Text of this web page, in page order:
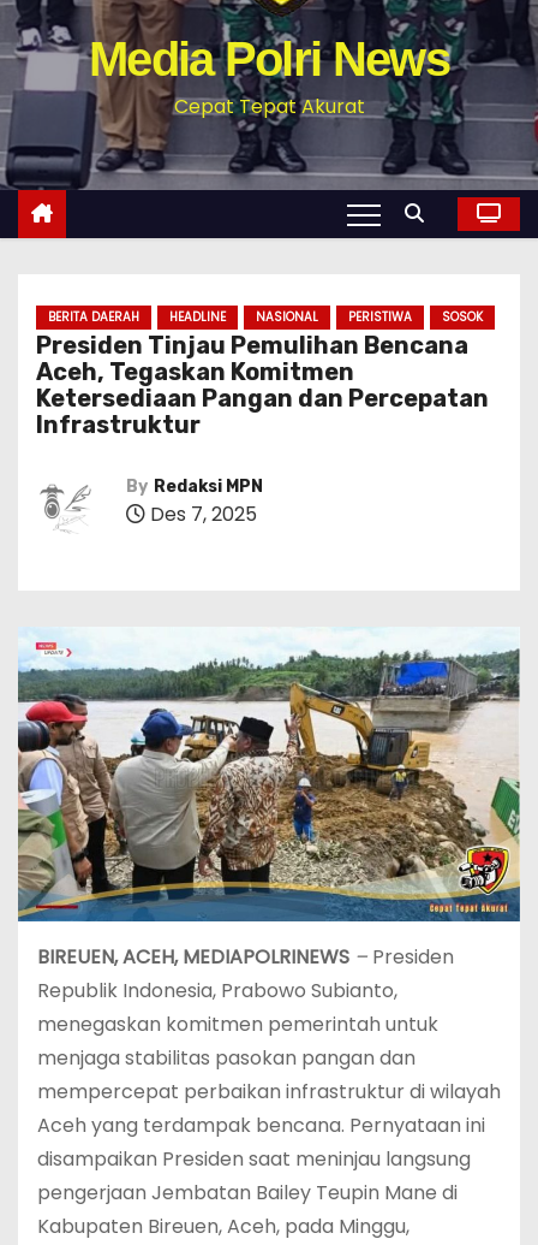
Media Polri News
Cepat Tepat Akurat
BERITA DAERAH HEADLINE NASIONAL PERISTIWA SOSOK
‎Presiden Tinjau Pemulihan Bencana
Aceh, Tegaskan Komitmen
Ketersediaan Pangan dan Percepatan
Infrastruktur
By Redaksi MPN
Des 7, 2025
BIREUEN, ACEH, MEDIAPOLRINEWS – Presiden
Republik Indonesia, Prabowo Subianto,
menegaskan komitmen pemerintah untuk
menjaga stabilitas pasokan pangan dan
mempercepat perbaikan infrastruktur di wilayah
Aceh yang terdampak bencana. Pernyataan ini
disampaikan Presiden saat meninjau langsung
pengerjaan Jembatan Bailey Teupin Mane di
Kabupaten Bireuen, Aceh, pada Minggu,